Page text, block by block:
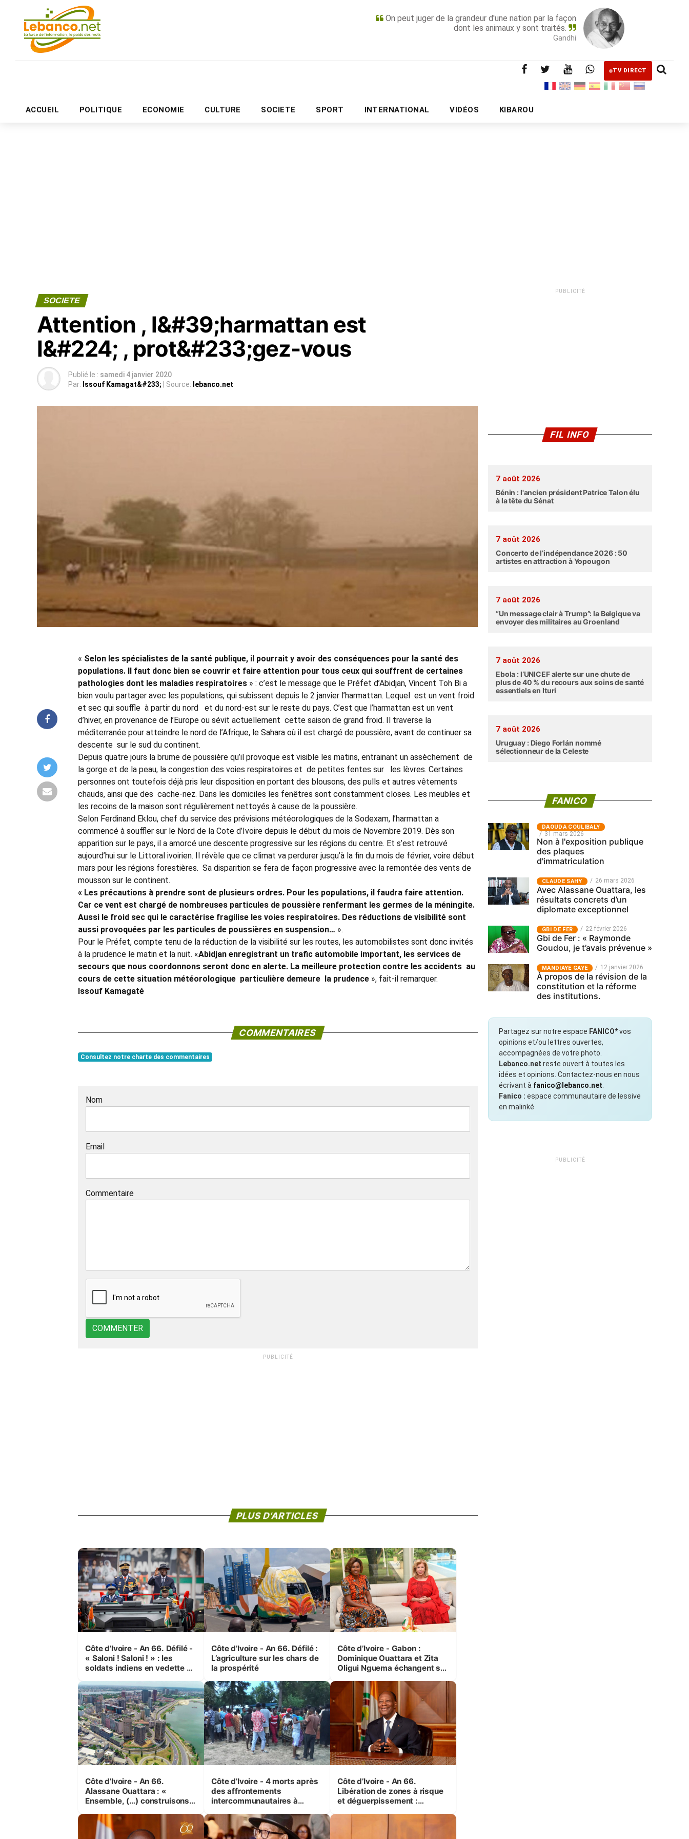
On peut juger de la grandeur d'une nation par la façon
dont les animaux y sont traités.
Gandhi
TV DIRECT
ACCUEIL POLITIQUE ECONOMIE CULTURE SOCIETE SPORT INTERNATIONAL VIDÉOS KIBAROU
PUBLICITÉ
SOCIETE
Attention , l&#39;harmattan est
l&#224; , prot&#233;gez-vous
Publié le : samedi 4 janvier 2020
Par: Issouf Kamagat&#233; | Source: lebanco.net
« Selon les spécialistes de la santé publique, il pourrait y avoir des conséquences pour la santé des
populations. Il faut donc bien se couvrir et faire attention pour tous ceux qui souffrent de certaines
pathologies dont les maladies respiratoires » : c’est le message que le Préfet d’Abidjan, Vincent Toh Bi a
bien voulu partager avec les populations, qui subissent depuis le 2 janvier l’harmattan. Lequel est un vent froid
et sec qui souffle à partir du nord et du nord-est sur le reste du pays. C’est que l’harmattan est un vent
d’hiver, en provenance de l’Europe ou sévit actuellement cette saison de grand froid. Il traverse la
méditerranée pour atteindre le nord de l’Afrique, le Sahara où il est chargé de poussière, avant de continuer sa
descente sur le sud du continent.
Depuis quatre jours la brume de poussière qu’il provoque est visible les matins, entrainant un assèchement de
la gorge et de la peau, la congestion des voies respiratoires et de petites fentes sur les lèvres. Certaines
personnes ont toutefois déjà pris leur disposition en portant des blousons, des pulls et autres vêtements
chauds, ainsi que des cache-nez. Dans les domiciles les fenêtres sont constamment closes. Les meubles et
les recoins de la maison sont régulièrement nettoyés à cause de la poussière.
Selon Ferdinand Eklou, chef du service des prévisions météorologiques de la Sodexam, l’harmattan a
commencé à souffler sur le Nord de la Cote d’Ivoire depuis le début du mois de Novembre 2019. Dès son
apparition sur le pays, il a amorcé une descente progressive sur les régions du centre. Et s’est retrouvé
aujourd’hui sur le Littoral ivoirien. Il révèle que ce climat va perdurer jusqu’à la fin du mois de février, voire début
mars pour les régions forestières. Sa disparition se fera de façon progressive avec la remontée des vents de
mousson sur le continent.
« Les précautions à prendre sont de plusieurs ordres. Pour les populations, il faudra faire attention.
Car ce vent est chargé de nombreuses particules de poussière renfermant les germes de la méningite.
Aussi le froid sec qui le caractérise fragilise les voies respiratoires. Des réductions de visibilité sont
aussi provoquées par les particules de poussières en suspension… ».
Pour le Préfet, compte tenu de la réduction de la visibilité sur les routes, les automobilistes sont donc invités
à la prudence le matin et la nuit. «Abidjan enregistrant un trafic automobile important, les services de
secours que nous coordonnons seront donc en alerte. La meilleure protection contre les accidents au
cours de cette situation météorologique particulière demeure la prudence », fait-il remarquer.
Issouf Kamagaté
COMMENTAIRES
Consultez notre charte des commentaires
Nom
Email
Commentaire
COMMENTER
PUBLICITÉ
PLUS D'ARTICLES
Côte d’Ivoire - An 66. Défilé -
« Saloni ! Saloni ! » : les
soldats indiens en vedette à
Côte d’Ivoire - An 66. Défilé :
L’agriculture sur les chars de
la prospérité
Côte d’Ivoire - Gabon :
Dominique Ouattara et Zita
Oligui Nguema échangent sur
femmes et des enfants
Côte d’Ivoire - An 66.
Alassane Ouattara : «
Ensemble, (…) construisons
mêmes et pour les
générations futures »
Côte d’Ivoire - 4 morts après
des affrontements
intercommunautaires à
correspondant au milieu des
sinistrés
Côte d’Ivoire - An 66.
Libération de zones à risque
et déguerpissement :
respect de l'Etat de droit pour
préserver les vies humaines
PUBLICITÉ
FIL INFO
7 août 2026
Bénin : l'ancien président Patrice Talon élu
à la tête du Sénat
7 août 2026
Concerto de l’indépendance 2026 : 50
artistes en attraction à Yopougon
7 août 2026
“Un message clair à Trump”: la Belgique va
envoyer des militaires au Groenland
7 août 2026
Ebola : l’UNICEF alerte sur une chute de
plus de 40 % du recours aux soins de santé
essentiels en Ituri
7 août 2026
Uruguay : Diego Forlán nommé
sélectionneur de la Celeste
FANICO
‎DAOUDA COULIBALY
31 mars 2026
Non à l'exposition publique
des plaques
d'immatriculation
CLAUDE SAHY 26 mars 2026
Avec Alassane Ouattara, les
résultats concrets d’un
diplomate exceptionnel
GBI DE FER 22 février 2026
Gbi de Fer : « Raymonde
Goudou, je t’avais prévenue »
MANDIAYE GAYE 12 janvier 2026
À propos de la révision de la
constitution et la réforme
des institutions.
Partagez sur notre espace FANICO*vos
opinions et/ou lettres ouvertes,
accompagnées de votre photo.
Lebanco.net reste ouvert à toutes les
idées et opinions. Contactez-nous en nous
écrivant à fanico@lebanco.net
Fanico : espace communautaire de lessive
en malinké
PUBLICITÉ